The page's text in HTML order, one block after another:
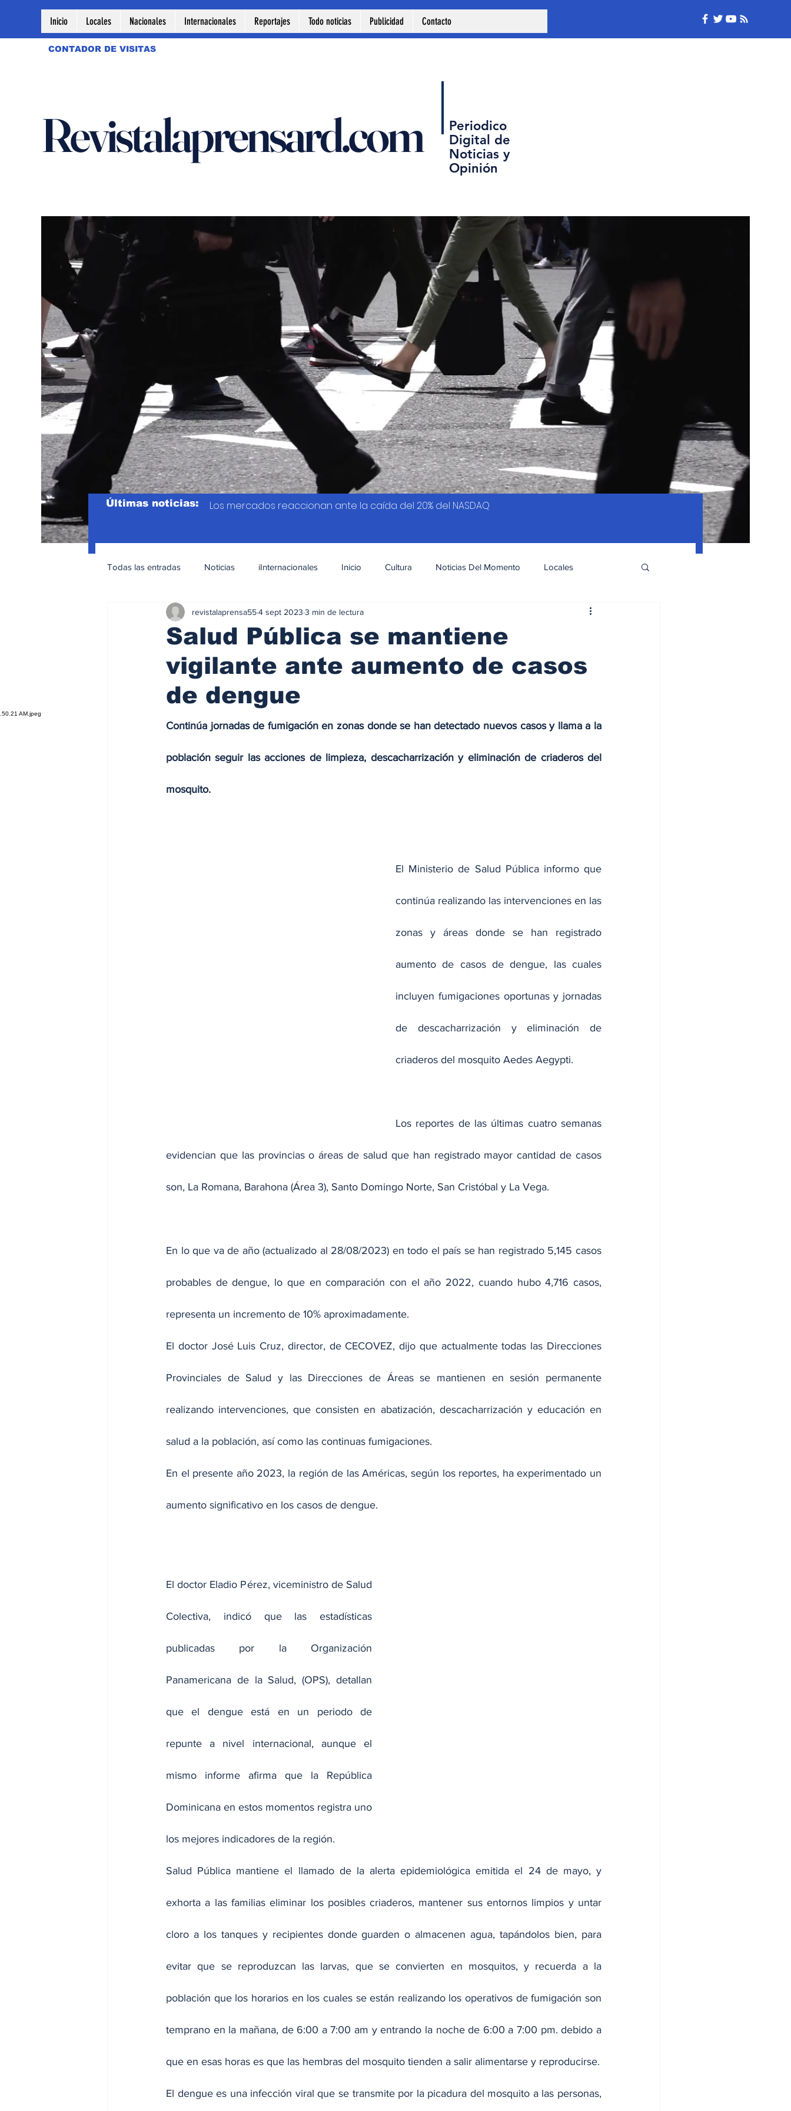
Inicio Locales Nacionales Internacionales Reportajes Todo noticias Publicidad Contacto
CONTADOR DE VISITAS
Revistalaprensard.com
Periodico
Digital de
Noticias y
Opinión
Últimas noticias: Los mercados reaccionan ante la caída del 20% del NASDAQ
Todas las entradas Noticias iInternacionales Inicio Cultura Noticias Del Momento Locales
Nacionales Educación Sexual Deportes Opinión
Salud Pública se mantiene
vigilante ante aumento de casos
de dengue
revistalaprensa554 sept 2023 3 min de lectura
Continúa jornadas de fumigación en zonas donde se han detectado nuevos casos y llama a la
población seguir las acciones de limpieza, descacharrización y eliminación de criaderos del
mosquito.
El Ministerio de Salud Pública informo que
continúa realizando las intervenciones en las
zonas y áreas donde se han registrado
aumento de casos de dengue, las cuales
incluyen fumigaciones oportunas y jornadas
de descacharrización y eliminación de
criaderos del mosquito Aedes Aegypti.
Los reportes de las últimas cuatro semanas
evidencian que las provincias o áreas de salud que han registrado mayor cantidad de casos
son, La Romana, Barahona (Área 3), Santo Domingo Norte, San Cristóbal y La Vega.
En lo que va de año (actualizado al 28/08/2023) en todo el país se han registrado 5,145 casos
probables de dengue, lo que en comparación con el año 2022, cuando hubo 4,716 casos,
representa un incremento de 10% aproximadamente.
El doctor José Luis Cruz, director, de CECOVEZ, dijo que actualmente todas las Direcciones
Provinciales de Salud y las Direcciones de Áreas se mantienen en sesión permanente
realizando intervenciones, que consisten en abatización, descacharrización y educación en
salud a la población, así como las continuas fumigaciones.
En el presente año 2023, la región de las Américas, según los reportes, ha experimentado un
aumento significativo en los casos de dengue.
El doctor Eladio Pérez, viceministro de Salud
Colectiva, indicó que las estadísticas
publicadas por la Organización
Panamericana de la Salud, (OPS), detallan
que el dengue está en un periodo de
repunte a nivel internacional, aunque el
mismo informe afirma que la República
Dominicana en estos momentos registra uno
los mejores indicadores de la región.
Salud Pública mantiene el llamado de la alerta epidemiológica emitida el 24 de mayo, y
exhorta a las familias eliminar los posibles criaderos, mantener sus entornos limpios y untar
cloro a los tanques y recipientes donde guarden o almacenen agua, tapándolos bien, para
evitar que se reproduzcan las larvas, que se convierten en mosquitos, y recuerda a la
población que los horarios en los cuales se están realizando los operativos de fumigación son
temprano en la mañana, de 6:00 a 7:00 am y entrando la noche de 6:00 a 7:00 pm. debido a
que en esas horas es que las hembras del mosquito tienden a salir alimentarse y reproducirse.
El dengue es una infección viral que se transmite por la picadura del mosquito a las personas,